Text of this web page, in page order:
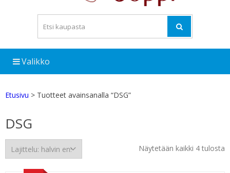
Valikko
Etusivu > Tuotteet avainsanalla “DSG”
DSG
Näytetään kaikki 4 tulosta